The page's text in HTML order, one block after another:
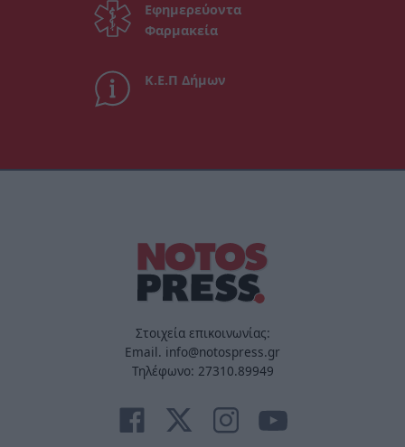
Εφημερεύοντα
Φαρμακεία
Κ.Ε.Π Δήμων
Στοιχεία επικοινωνίας:
Email. info@notospress.gr
Τηλέφωνο: 27310.89949